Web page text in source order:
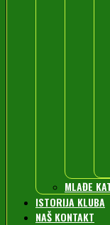
MLAĐE
ISTORIJA KLUBA
NAŠ KONTAKT